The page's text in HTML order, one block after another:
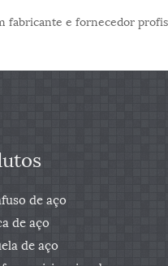
e fornecedor
de aço
de aço
de aço